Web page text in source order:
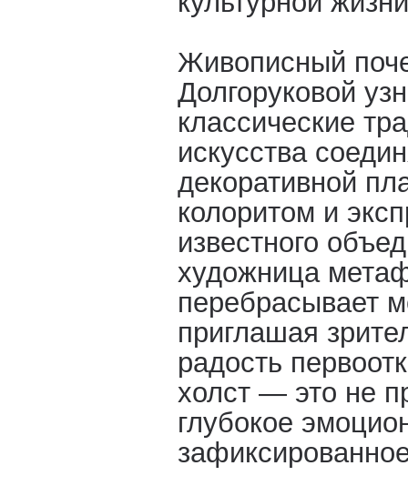
Живописный
Долгоруковой
классические
искусства
декоративной
колоритом и
известного
художница
перебрасывает
приглашая
радость
холст — это не
глубокое